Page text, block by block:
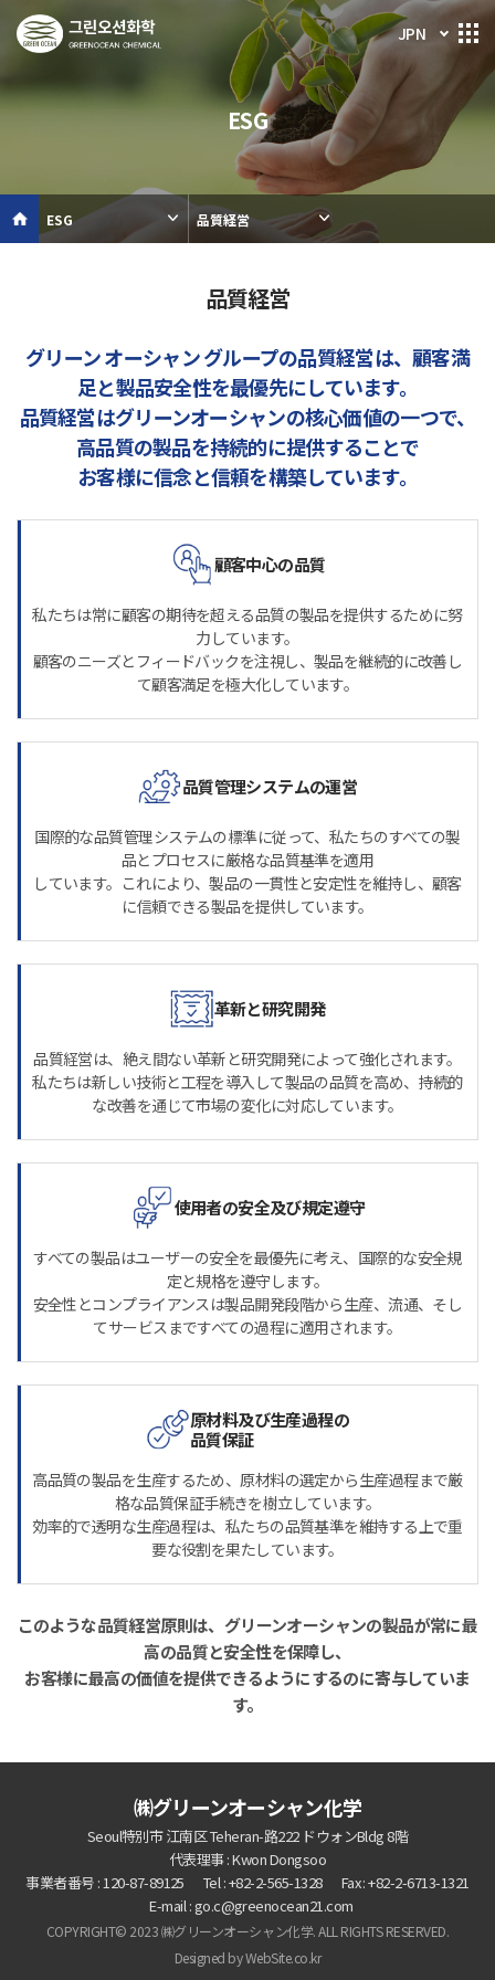
JPN
ESG
ESG 品質経営
品質経営
グリーン オーシャン グループの品質経営は、顧客満
足と製品安全性を最優先にしています。
品質経営はグリーンオーシャンの核心価値の一つで、
高品質の製品を持続的に提供することで
お客様に信念と信頼を構築しています。
顧客中心の品質
私たちは常に顧客の期待を超える品質の製品を提供するために努
力しています。
顧客のニーズとフィードバックを注視し、製品を継続的に改善し
て顧客満足を極大化しています。
品質管理システムの運営
国際的な品質管理システムの標準に従って、私たちのすべての製
品とプロセスに厳格な品質基準を適用
しています。これにより、製品の一貫性と安定性を維持し、顧客
に信頼できる製品を提供しています。
革新と研究開発
品質経営は、絶え間ない革新と研究開発によって強化されます。
私たちは新しい技術と工程を導入して製品の品質を高め、持続的
な改善を通じて市場の変化に対応しています。
使用者の安全及び規定遵守
すべての製品はユーザーの安全を最優先に考え、国際的な安全規
定と規格を遵守します。
安全性とコンプライアンスは製品開発段階から生産、流通、そし
てサービスまですべての過程に適用されます。
原材料及び生産過程の
品質保証
高品質の製品を生産するため、原材料の選定から生産過程まで厳
格な品質保証手続きを樹立しています。
効率的で透明な生産過程は、私たちの品質基準を維持する上で重
要な役割を果たしています。
このような品質経営原則は、グリーンオーシャンの製品が常に最
高の品質と安全性を保障し、
お客様に最高の価値を提供できるようにするのに寄与していま
す。
㈱グリーンオーシャン化学
Seoul特別市 江南区 Teheran-路222 ドウォンBldg 8階
代表理事 : Kwon Dongsoo
事業者番号 : 120-87-89125
Tel : +82-2-565-1328
Fax : +82-2-6713-1321
E-mail : go.c@greenocean21.com
COPYRIGHT© 2023 ㈱グリーンオーシャン化学. ALL RIGHTS RESERVED.
Designed by WebSite.co.kr